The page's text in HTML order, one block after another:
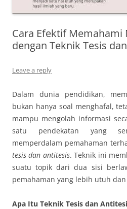
Cara Efektif Memahami
dengan Teknik Tesis
Leave a reply
Dalam dunia pendidikan,
bukan hanya soal menghafal,
mampu mengolah informasi
satu pendekatan yang
memperdalam pemahaman
tesis dan antitesis. Teknik ini
suatu topik dari dua sisi
pemahaman yang lebih utuh
Apa Itu Teknik Tesis dan